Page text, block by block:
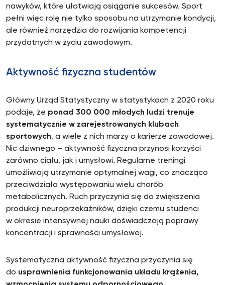
nawyków, które ułatwiają osiąganie sukcesów. Sport
pełni więc rolę nie tylko sposobu na utrzymanie kondycji,
ale również narzędzia do rozwijania kompetencji
przydatnych w życiu zawodowym.
Aktywność fizyczna studentów
Główny Urząd Statystyczny w statystykach z 2020 roku
podaje, że ponad 300 000 młodych ludzi trenuje
systematycznie w zarejestrowanych klubach
sportowych, a wiele z nich marzy o karierze zawodowej.
Nic dziwnego – aktywność fizyczna przynosi korzyści
zarówno ciału, jak i umysłowi. Regularne treningi
umożliwiają utrzymanie optymalnej wagi, co znacząco
przeciwdziała występowaniu wielu chorób
metabolicznych. Ruch przyczynia się do zwiększenia
produkcji neuroprzekaźników, dzięki czemu studenci
w okresie intensywnej nauki doświadczają poprawy
koncentracji i sprawności umysłowej.
Systematyczna aktywność fizyczna przyczynia się
do usprawnienia funkcjonowania układu krążenia,